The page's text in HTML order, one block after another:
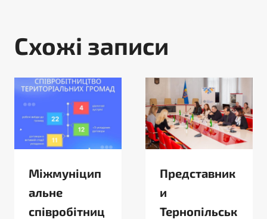
Схожі записи
Міжмуніцип
альне
співробітниц
Представник
и
Тернопільськ